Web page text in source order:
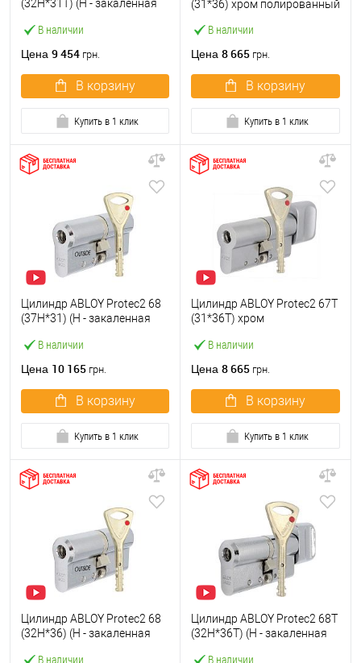
В наличии
(32H*31T) (H - закаленная
полированный
Цена 9 454 грн.
В корзину
Купить в 1 клик
В наличии
(31*36) хром полированный
Цена 8 665 грн.
В корзину
Купить в 1 клик
В наличии
Цилиндр ABLOY Protec2 68
(37H*31) (H - закаленная
полированный
Цена 10 165 грн.
В корзину
Купить в 1 клик
В наличии
Цилиндр ABLOY Protec2 67T
(31*36T) хром
Цена 8 665 грн.
В корзину
Купить в 1 клик
В наличии
Цилиндр ABLOY Protec2 68
(32H*36) (H - закаленная
В наличии
Цилиндр ABLOY Protec2 68T
(32H*36T) (H - закаленная